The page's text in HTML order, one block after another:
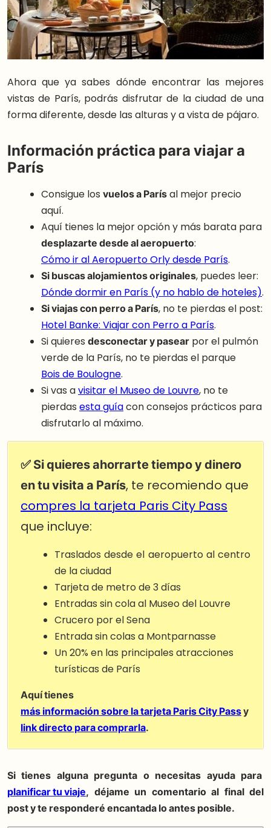
Ahora que ya sabes dónde encontrar las mejores
vistas de París, podrás disfrutar de la ciudad de una
forma diferente, desde las alturas y a vista de pájaro.
Información práctica para viajar a
París
Consigue los vuelos a Parísal mejor precio
aquí.
Aquí tienes la mejor opción y más barata para
desplazarte desde al aeropuerto:
Cómo ir al Aeropuerto Orly desde París.
Si buscas alojamientos originales, puedes leer:
Dónde dormir en París (y no hablo de hoteles).
Si viajas con perro a París, no te pierdas el post:
Hotel Banke: Viajar con Perro a París.
Si quieres desconectar y pasear por el pulmón
verde de la París, no te pierdas el parque
Bois de Boulogne.
Si vas avisitar el Museo de Louvre, no te
pierdas esta guíacon consejos prácticos para
disfrutarlo al máximo.
✅ Si quieres ahorrarte tiempo y dinero
en tu visita a París, te recomiendo que
compres la tarjeta Paris City Pass
que incluye:
Traslados desde el aeropuerto al centro
de la ciudad
Tarjeta de metro de 3 días
Entradas sin cola al Museo del Louvre
Crucero por el Sena
Entrada sin colas a Montparnasse
Un 20% en las principales atracciones
turísticas de París
Aquí tienes
más información sobre la tarjeta Paris City Passy
link directo para comprarla.
Si tienes alguna pregunta o necesitas ayuda para
planificar tu viaje, déjame un comentario al final del
post y te responderé encantada lo antes posible.